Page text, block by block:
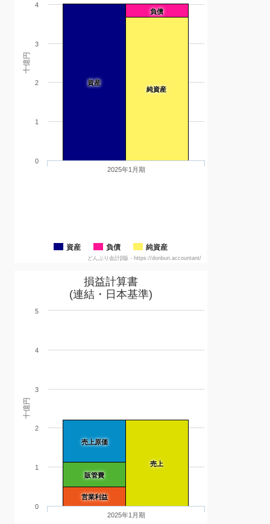
十億円
資産
負債
純資産
資産 負債 純資産
2025年1月期
0
1
2
3
4
どんぶり会計β版 - https://donburi.accountant/
十億円
損益計算書
(連結・日本基準)
売上原価
販管費
営業利益
売上
2025年1月期
0
1
2
3
4
5